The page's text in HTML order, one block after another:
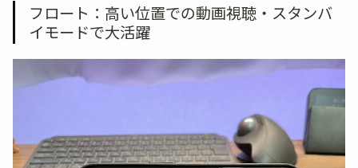
フロート：高い位置での動画視聴・スタンバ
イモードで大活躍